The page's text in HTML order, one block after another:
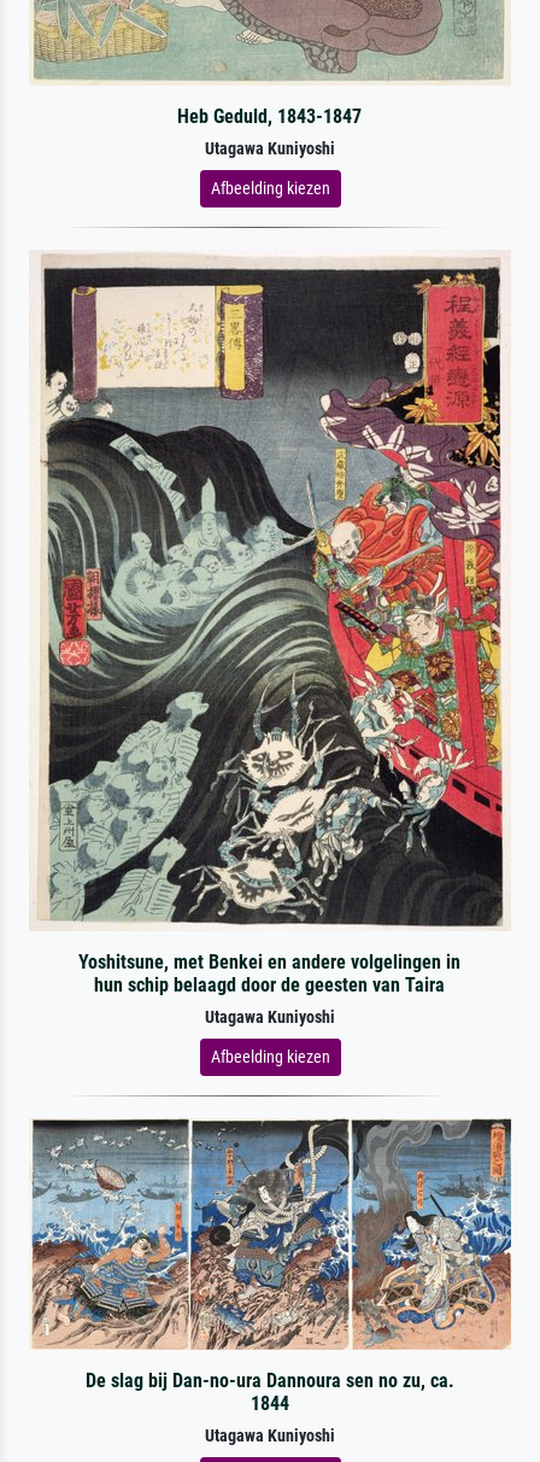
Heb Geduld, 1843-1847
Utagawa Kuniyoshi
Afbeelding kiezen
Yoshitsune, met Benkei en andere volgelingen in
hun schip belaagd door de geesten van Taira
Utagawa Kuniyoshi
Afbeelding kiezen
De slag bij Dan-no-ura Dannoura sen no zu, ca.
1844
Utagawa Kuniyoshi